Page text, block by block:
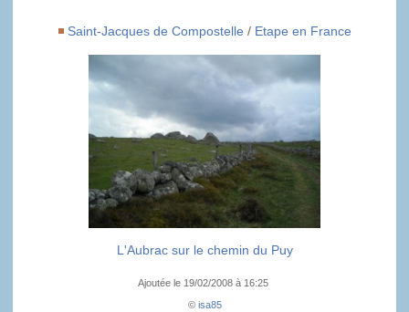
Saint-Jacques de Compostelle / Etape en France
L'Aubrac sur le chemin du Puy
Ajoutée le 19/02/2008 à 16:25
© isa85